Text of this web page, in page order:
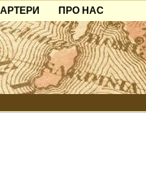
ПРО НАС
Контакти
Партнерам
Додати готель